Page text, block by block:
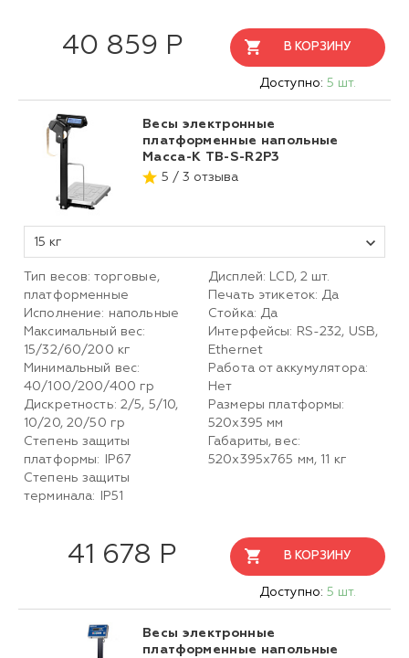
40 859 Р В КОРЗИНУ
Доступно: 5 шт.
Весы электронные
платформенные напольные
Масса-К TB-S-R2P3
5 / 3 отзыва
15 кг
Тип весов: торговые,
платформенные
Исполнение: напольные
Максимальный вес:
15/32/60/200 кг
Минимальный вес:
40/100/200/400 гр
Дискретность: 2/5, 5/10,
10/20, 20/50 гр
Степень защиты
платформы: IP67
Степень защиты
терминала: IP51
Дисплей: LCD, 2 шт.
Печать этикеток: Да
Стойка: Да
Интерфейсы: RS-232, USB,
Ethernet
Работа от аккумулятора:
Нет
Размеры платформы:
520х395 мм
Габариты, вес:
520х395х765 мм, 11 кг
41 678 Р В КОРЗИНУ
Доступно: 5 шт.
Весы электронные
платформенные напольные